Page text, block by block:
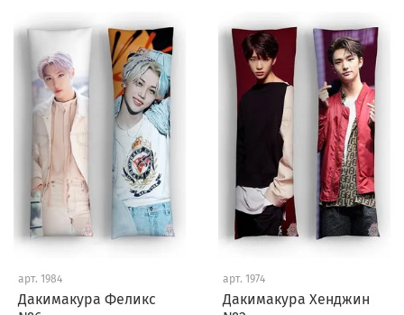
арт. 1984
Дакимакура Феликс
арт. 1974
Дакимакура Хенджин